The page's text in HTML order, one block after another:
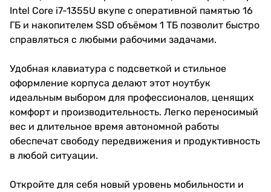
Intel Core i7-1355U вкупе с оперативной памятью 16
ГБ и накопителем SSD объёмом 1 ТБ позволит быстро
справляться с любыми рабочими задачами.
Удобная клавиатура с подсветкой и стильное
оформление корпуса делают этот ноутбук
идеальным выбором для профессионалов, ценящих
комфорт и производительность. Легко переносимый
вес и длительное время автономной работы
обеспечат свободу передвижения и продуктивность
в любой ситуации.
Откройте для себя новый уровень мобильности и